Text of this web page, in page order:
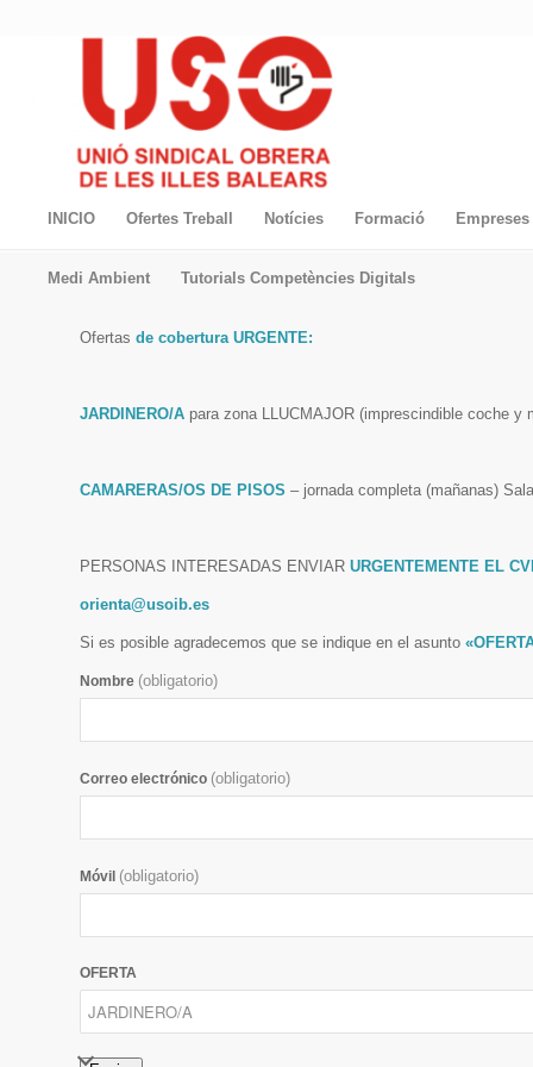
INICIO Ofertes Treball Notícies Formació
Medi Ambient Tutorials Competències Digitals
Ofertas de cobertura URGENTE:
JARDINERO/A para zona LLUCMAJOR (imprescindible coche y
CAMARERAS/OS DE PISOS – jornada completa
PERSONAS INTERESADAS ENVIAR URGENTEMENTE EL
orienta@usoib.es
Si es posible agradecemos que se indique en el asunto
Nombre (obligatorio)
Correo electrónico (obligatorio)
Móvil (obligatorio)
OFERTA